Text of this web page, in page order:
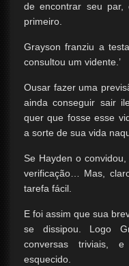
de encontrar seu
primeiro.
Grayson franziu a
consultou um vidente.’
Ousar fazer uma
ainda conseguir sair
quer que fosse esse
a sorte de sua vida
Se Hayden o
verificação… Mas,
tarefa fácil.
E foi assim que sua
se dissipou. Logo
conversas triviais,
esquecido.